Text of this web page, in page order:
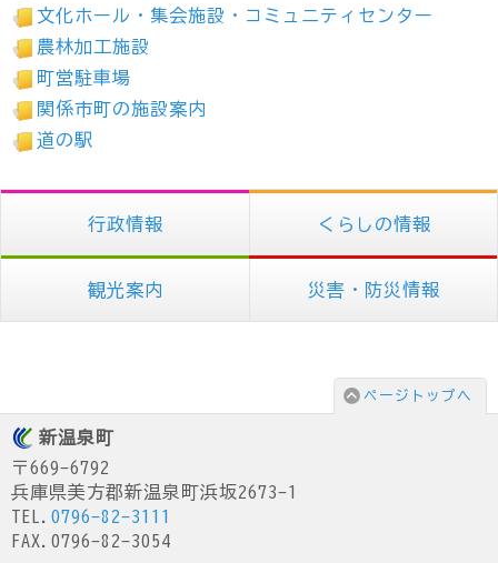
文化ホール・集会施設・コミュニティセンター
農林加工施設
町営駐車場
関係市町の施設案内
道の駅
行政情報 くらしの情報
観光案内 災害・防災情報
ページトップへ
新温泉町
〒669-6792
兵庫県美方郡新温泉町浜坂2673-1
TEL. 0796-82-3111
FAX.0796-82-3054